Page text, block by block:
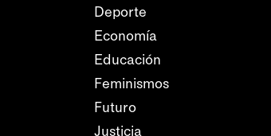
Deporte
Economía
Educación
Feminismos
Futuro
Justicia